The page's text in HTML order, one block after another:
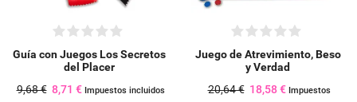
Guía con Juegos Los Secretos
del Placer
9,68 € 8,71 € Impuestos incluidos
Juego de Atrevimiento, Beso
y Verdad
20,64 € 18,58 € Impuestos